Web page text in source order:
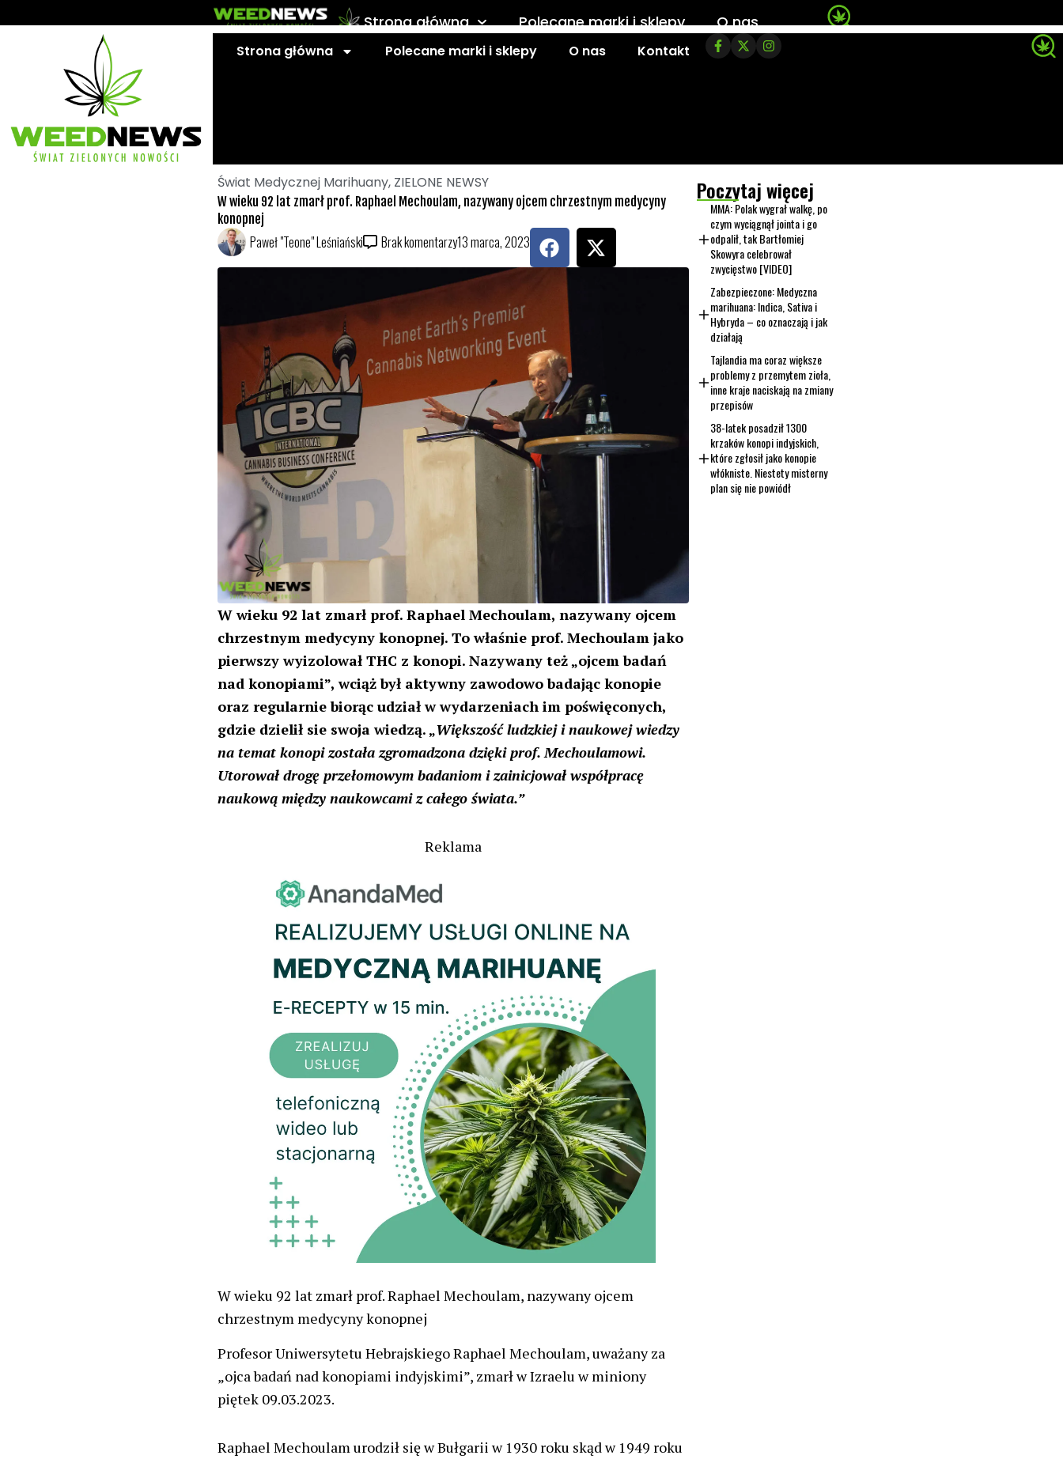
do
Strona główna Polecane marki i sklepy
O nas
Kontakt
Strona główna Polecane marki i sklepy O nas Kontakt
Świat Medycznej Marihuany, ZIELONE NEWSY
W wieku 92 lat zmarł prof. Raphael Mechoulam, nazywany ojcem chrzestnym medycyny
konopnej
Paweł "Teone" Leśniański Brak komentarzy13 marca, 2023 F
a
c
o
k
X
-
r
W wieku 92 lat zmarł prof. Raphael Mechoulam, nazywany ojcem
chrzestnym medycyny konopnej. To właśnie prof. Mechoulam jako
pierwszy wyizolował THC z konopi. Nazywany też „ojcem badań
nad konopiami”, wciąż był aktywny zawodowo badając konopie
oraz regularnie biorąc udział w wydarzeniach im poświęconych,
gdzie dzielił sie swoja wiedzą. „Większość ludzkiej i naukowej wiedzy
na temat konopi została zgromadzona dzięki prof. Mechoulamowi.
Utorował drogę przełomowym badaniom i zainicjował współpracę
naukową między naukowcami z całego świata.”
Reklama
W wieku 92 lat zmarł prof. Raphael Mechoulam, nazywany ojcem
chrzestnym medycyny konopnej
Profesor Uniwersytetu Hebrajskiego Raphael Mechoulam, uważany za
„ojca badań nad konopiami indyjskimi”, zmarł w Izraelu w miniony
piętek 09.03.2023.
Raphael Mechoulam urodził się w Bułgarii w 1930 roku skąd w 1949 roku
Poczytaj więcej
MMA: Polak wygrał walkę, po
czym wyciągnął jointa i go
odpalił, tak Bartłomiej
Skowyra celebrował
zwycięstwo [VIDEO]
Zabezpieczone: Medyczna
marihuana: Indica, Sativa i
Hybryda – co oznaczają i jak
działają
Tajlandia ma coraz większe
problemy z przemytem zioła,
inne kraje naciskają na zmiany
przepisów
38-latek posadził 1300
krzaków konopi indyjskich,
które zgłosił jako konopie
włókniste. Niestety misterny
plan się nie powiódł